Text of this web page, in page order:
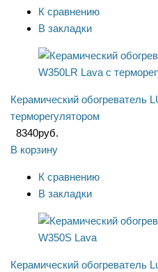
К сравнению
В закладки
Керамический обогреватель
терморегулятором
8340руб.
В корзину
К сравнению
В закладки
Керамический обогреватель